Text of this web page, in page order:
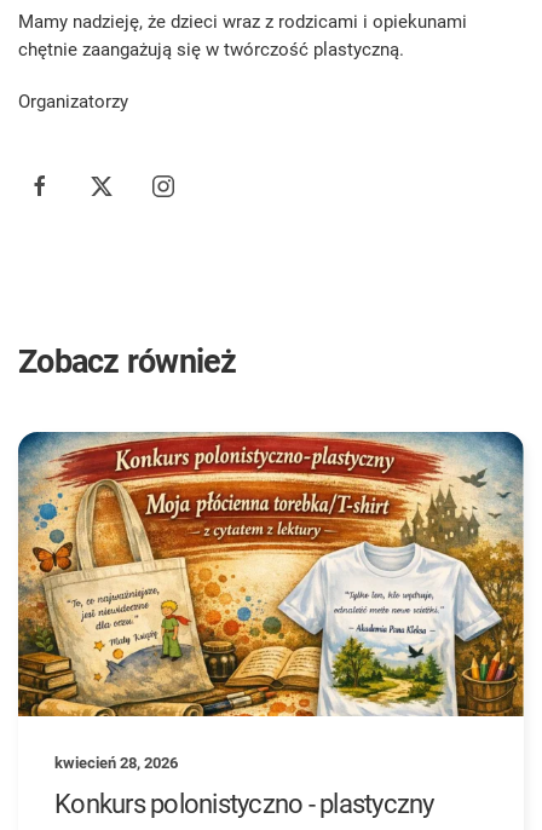
Mamy nadzieję, że dzieci wraz z rodzicami i opiekunami
chętnie zaangażują się w twórczość plastyczną.
Organizatorzy
Zobacz również
kwiecień 28, 2026
Konkurs polonistyczno - plastyczny